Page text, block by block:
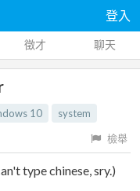
登入
徵才 聊天
10
system
檢舉
type chinese, sry.)